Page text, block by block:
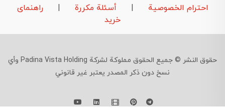
احترام الخصوصية أسئلة مكررة
راهنمای
خرید
حقوق النشر © جميع الحقوق مملوكة لشركة Padina Vista Holding وأي
نسخ دون ذكر المصدر يعتبر غير قانوني